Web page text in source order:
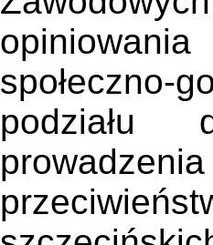
społeczno-
podziału